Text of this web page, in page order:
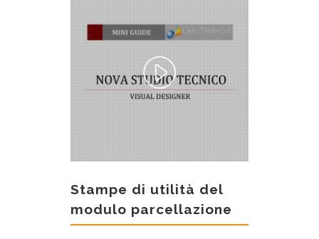
Stampe di utilità del
modulo parcellazione